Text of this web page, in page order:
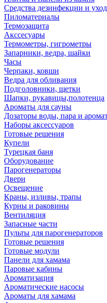
Средства дезинфекции и
Пиломатериалы
Термозащита
Аксcесуары
Термометры, гигрометры
Запарники, ведра, шайки
Часы
Черпаки, ковши
Ведра для обливания
Подголовники, щетки
Шапки, рукавицы,полотенца
Ароматы для сауны
Дозаторы воды, пара и
Наборы аксессуаров
Готовые решения
Купели
Турецкая баня
Оборудование
Парогенераторы
Двери
Освещение
Краны, изливы, трапы
Курны и раковины
Вентиляция
Запасные части
Пульты для парогенераторов
Готовые решения
Готовые модули
Панели для хамама
Паровые кабины
Ароматизация
Ароматические насосы
Ароматы для хамама